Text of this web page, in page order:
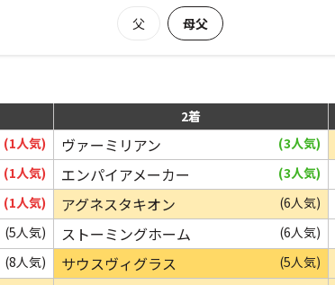
父 母父
2着
(1人気) ヴァーミリアン (3人気)
(1人気) エンパイアメーカー (3人気)
(1人気) アグネスタキオン (6人気)
(5人気) ストーミングホーム (6人気)
(8人気) サウスヴィグラス (5人気)